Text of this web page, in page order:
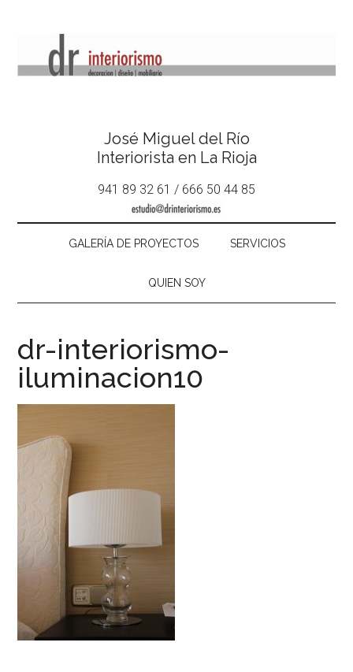
José Miguel del Río
Interiorista en La Rioja
941 89 32 61 / 666 50 44 85
GALERÍA DE PROYECTOS SERVICIOS
QUIEN SOY
dr-interiorismo-
iluminacion10